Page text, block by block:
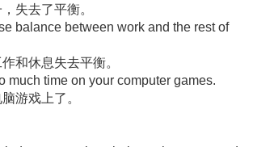
失去了平衡。
balance between work and the rest of
和休息失去平衡。
much time on your computer games.
游戏上了。